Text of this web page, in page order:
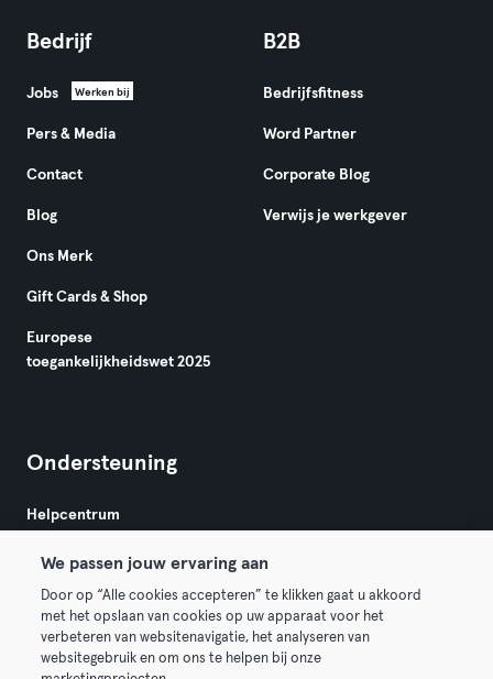
Bedrijf
Jobs Werken bij
Pers & Media
Contact
Blog
Ons Merk
Gift Cards & Shop
Europese
toegankelijkheidswet 2025
B2B
Bedrijfsfitness
Word Partner
Corporate Blog
Verwijs je werkgever
Ondersteuning
Helpcentrum
Algemene Voorwaarden
We passen jouw ervaring aan
Door op “Alle cookies accepteren” te klikken gaat u akkoord
met het opslaan van cookies op uw apparaat voor het
verbeteren van websitenavigatie, het analyseren van
websitegebruik en om ons te helpen bij onze